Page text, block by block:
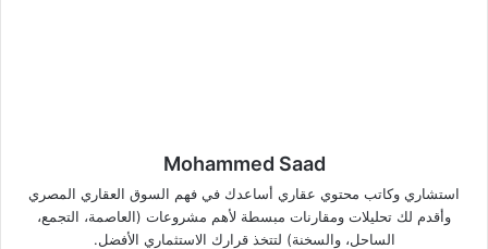
Mohammed Saad
استشاري وكاتب محتوي عقاري أساعدك في فهم السوق العقاري المصري
وأقدم لك تحليلات ومقارنات مبسطة لأهم مشروعات (العاصمة، التجمع،
الساحل، والسخنة) لتتخذ قرارك الاستثماري الأفضل.